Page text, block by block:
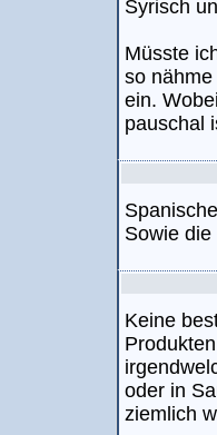
Syrisch
Müsste
so
ein.
pauschal
Sowie
Keine
oder in
ziemlich